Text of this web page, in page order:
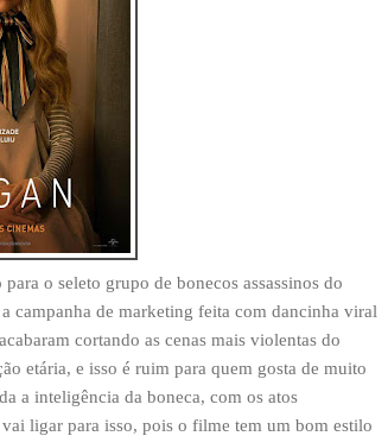
o seleto grupo de bonecos assassinos do
campanha de marketing feita com dancinha viral
cortando as cenas mais violentas do
etária, e isso é ruim para quem gosta de muito
a inteligência da boneca, com os atos
ligar para isso, pois o filme tem um bom estilo